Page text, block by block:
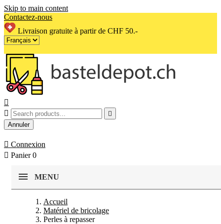
Skip to main content
Contactez-nous
Livraison gratuite à partir de CHF 50.-



Annuler
 Connexion
 Panier 0
MENU
Accueil
Matériel de bricolage
Perles à repasser